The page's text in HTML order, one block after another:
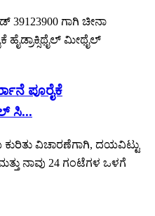
ಪೂರೈಕೆ
ಸಿ...
ವಿಚಾರಣೆಗಾಗಿ, ದಯವಿಟ್ಟು
ನಾವು 24 ಗಂಟೆಗಳ ಒಳಗೆ